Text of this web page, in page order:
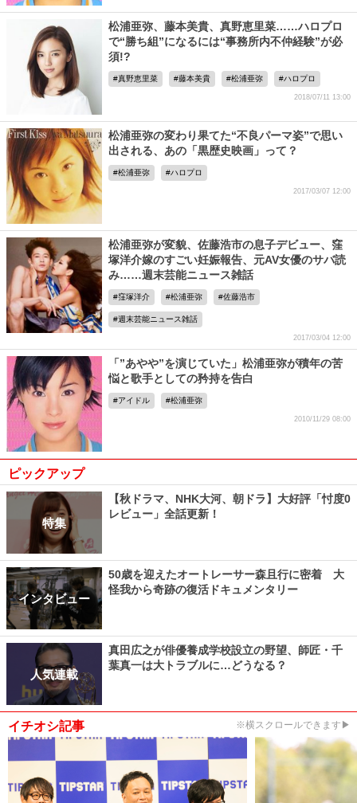
松浦亜弥、藤本美貴、真野恵里菜……ハロプロ
で“勝ち組”になるには“事務所内不仲経験”が必
須!?
真野恵里菜 藤本美貴 松浦亜弥 ハロプロ
2018/07/11 13:00
松浦亜弥の変わり果てた“不良パーマ姿”で思い
出される、あの「黒歴史映画」って？
松浦亜弥 ハロプロ
2017/03/07 12:00
松浦亜弥が変貌、佐藤浩市の息子デビュー、窪
塚洋介嫁のすごい妊娠報告、元AV女優のサバ読
み……週末芸能ニュース雑話
窪塚洋介 松浦亜弥 佐藤浩市
週末芸能ニュース雑話
2017/03/04 12:00
「”あやや”を演じていた」松浦亜弥が積年の苦
悩と歌手としての矜持を告白
アイドル 松浦亜弥
2010/11/29 08:00
ピックアップ
特集
【秋ドラマ、NHK大河、朝ドラ】大好評「忖度0
レビュー」全話更新！
インタビュー
50歳を迎えたオートレーサー森且行に密着 大
怪我から奇跡の復活ドキュメンタリー
人気連載
真田広之が俳優養成学校設立の野望、師匠・千
葉真一は大トラブルに…どうなる？
イチオシ記事 ※横スクロールできます▶